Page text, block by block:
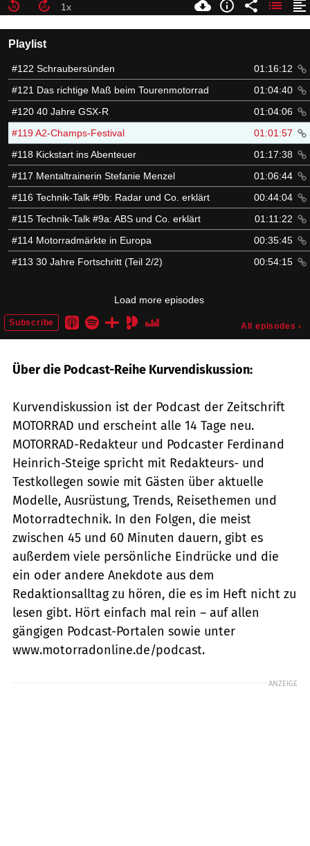
Über die Podcast-Reihe Kurvendiskussion:
Kurvendiskussion ist der Podcast der Zeitschrift
MOTORRAD und erscheint alle 14 Tage neu.
MOTORRAD-Redakteur und Podcaster Ferdinand
Heinrich-Steige spricht mit Redakteurs- und
Testkollegen sowie mit Gästen über aktuelle
Modelle, Ausrüstung, Trends, Reisethemen und
Motorradtechnik. In den Folgen, die meist
zwischen 45 und 60 Minuten dauern, gibt es
außerdem viele persönliche Eindrücke und die
ein oder andere Anekdote aus dem
Redaktionsalltag zu hören, die es im Heft nicht zu
lesen gibt. Hört einfach mal rein – auf allen
gängigen Podcast-Portalen sowie unter
www.motorradonline.de/podcast.
ANZEIGE